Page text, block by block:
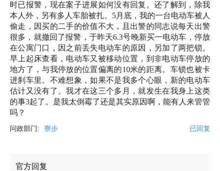
时已报警，现在案子进展如何没有回复。还了解到，除我
本人外，另有多人车胎被扎。5月底，我的一台电动车被人
偷走，因买的二手的价值不大，且出警的同志说每天出警
很多，就撤回了报警，于昨天6.3号晚新买一电动车，停放
在公寓门口，因之前丢失电动车的原因，另加了两把锁。
早上起床查看，电动车又被移动位置，到非电动车停放的
地方了，与我停放的位置偏离的10米的距离。车锁也被卡
进刹车里。不难想象，如果不是我多个心眼，新的电动车
估计又没有了。我才在这三个多月，就发生在我身上这类
的事3起了。是我太倒霉了还是其实原因啊，能有人来管管
吗？
问政部门: 寮步 已回复
官方回复